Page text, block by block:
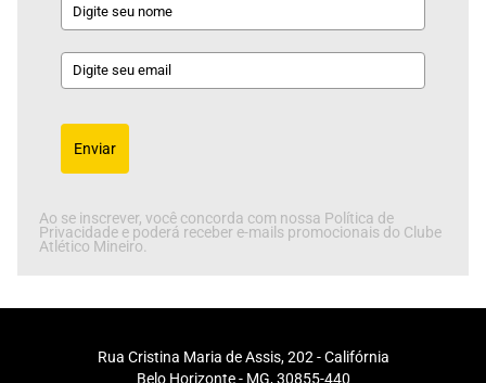
Enviar
Ao se inscrever, você concorda com nossa Política de
Privacidade e poderá receber e-mails promocionais do Clube
Atlético Mineiro.
Rua Cristina Maria de Assis, 202 - Califórnia
Belo Horizonte - MG, 30855-440